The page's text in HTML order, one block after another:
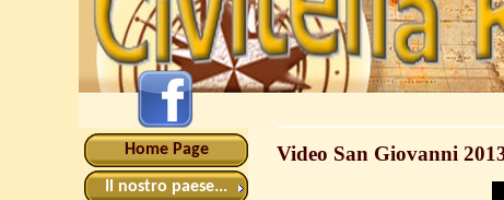
Home Page
Il nostro paese...
Video San Giovanni